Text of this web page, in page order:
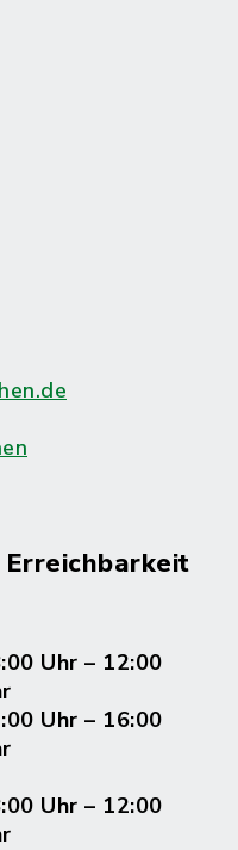
Uhr – 12:00
Uhr – 16:00
Uhr – 12:00